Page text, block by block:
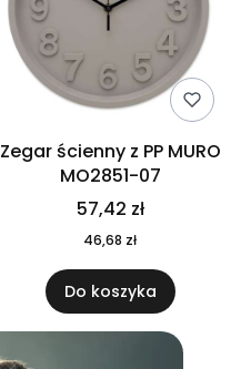
Zegar ścienny z PP MURO
MO2851-07
57,42 zł
46,68 zł
Do koszyka